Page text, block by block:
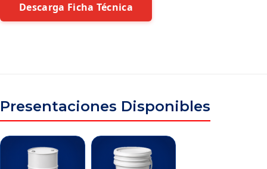
Descarga Ficha Técnica
Presentaciones Disponibles